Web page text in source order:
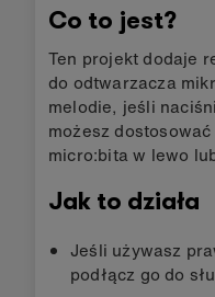
Co to jest?
Ten projekt dodaje
do odtwarzacza
melodie, jeśli
możesz
micro:bita w lewo
Jak to działa
Jeśli używasz
podłącz go do